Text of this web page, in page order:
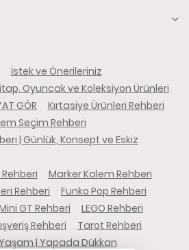
İstek ve Önerileriniz
Oyuncak ve Koleksiyon Ürünleri
GÖR
Kırtasiye Ürünleri Rehberi
Seçim Rehberi
| Günlük, Konsept ve Eskiz
Marker Kalem Rehberi
Rehberi
Funko Pop Rehberi
GT Rehberi
LEGO Rehberi
Rehberi
Tarot Rehberi
| Yapada Dükkan